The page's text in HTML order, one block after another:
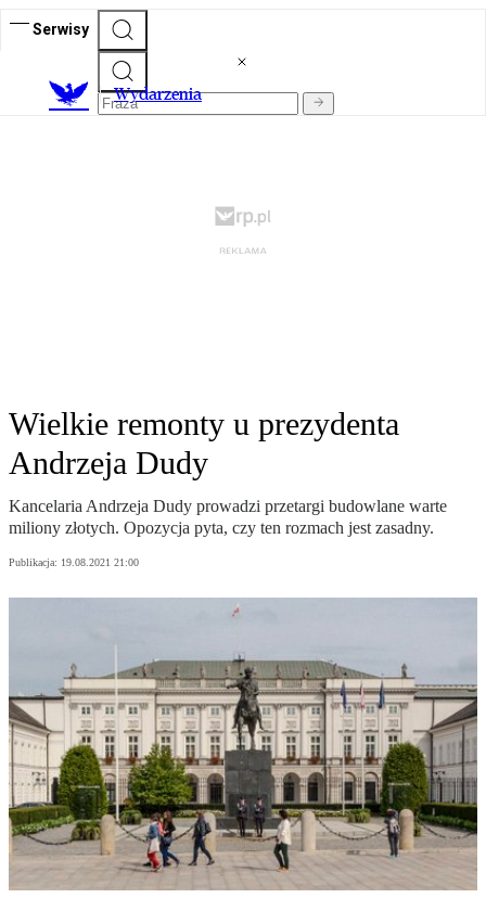
Serwisy
Wydarzenia
Wielkie remonty u prezydenta
Andrzeja Dudy
Kancelaria Andrzeja Dudy prowadzi przetargi budowlane warte
miliony złotych. Opozycja pyta, czy ten rozmach jest zasadny.
Publikacja: 19.08.2021 21:00